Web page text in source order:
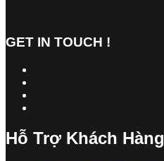
GET IN TOUCH !
Hỗ Trợ Khách Hàng